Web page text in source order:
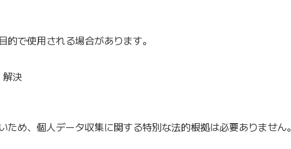
で使用される場合があります。
解決
ため、個人データ収集に関する特別な法的根拠は必要ありません。